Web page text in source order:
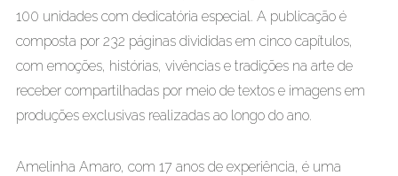
100 unidades com dedicatória especial. A publicação é
composta por 232 páginas divididas em cinco capítulos,
com emoções, histórias, vivências e tradições na arte de
receber compartilhadas por meio de textos e imagens em
produções exclusivas realizadas ao longo do ano.
Amelinha Amaro, com 17 anos de experiência, é uma